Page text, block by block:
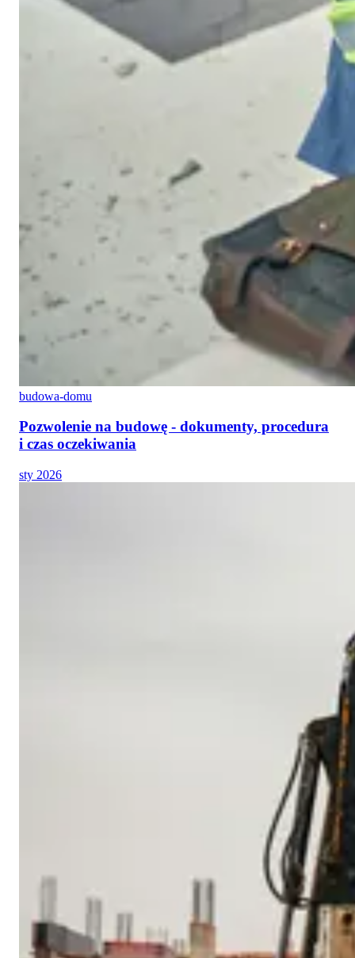
budowa-domu
Pozwolenie na budowę - dokumenty, procedura
i czas oczekiwania
sty 2026